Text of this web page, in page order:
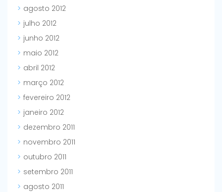
agosto 2012
julho 2012
junho 2012
maio 2012
abril 2012
março 2012
fevereiro 2012
janeiro 2012
dezembro 2011
novembro 2011
outubro 2011
setembro 2011
agosto 2011